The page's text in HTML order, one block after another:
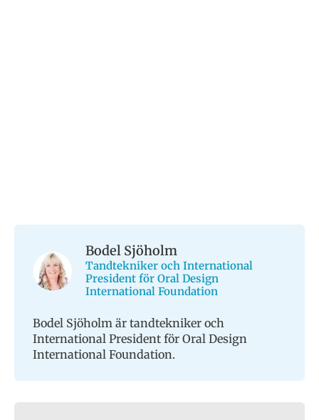
Bodel Sjöholm
Tandtekniker och International
President för Oral Design
International Foundation
Bodel Sjöholm är tandtekniker och
International President för Oral Design
International Foundation.